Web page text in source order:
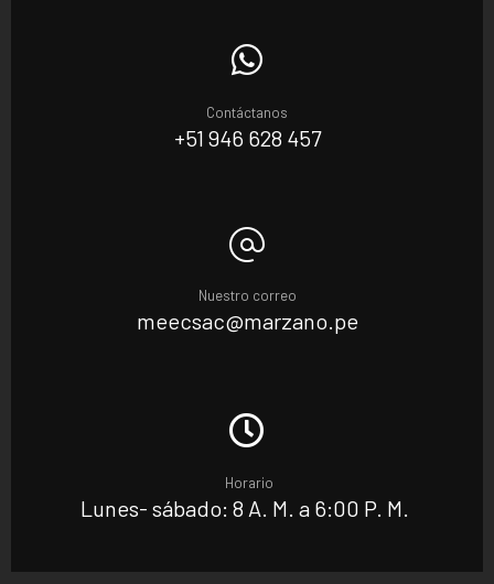
Contáctanos
+51 946 628 457
Nuestro correo
meecsac@marzano.pe
Horario
Lunes- sábado: 8 A. M. a 6:00 P. M.